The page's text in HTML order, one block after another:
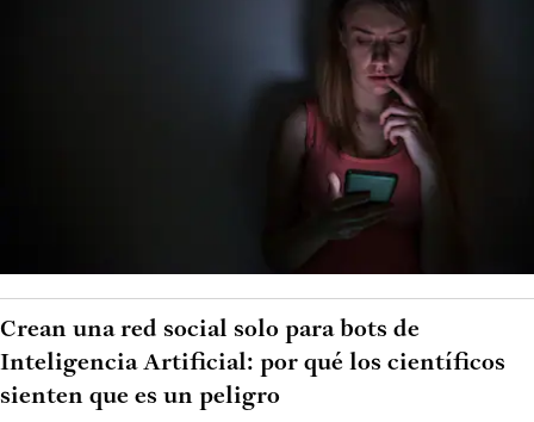
Crean una red social solo para bots de
Inteligencia Artificial: por qué los científicos
sienten que es un peligro